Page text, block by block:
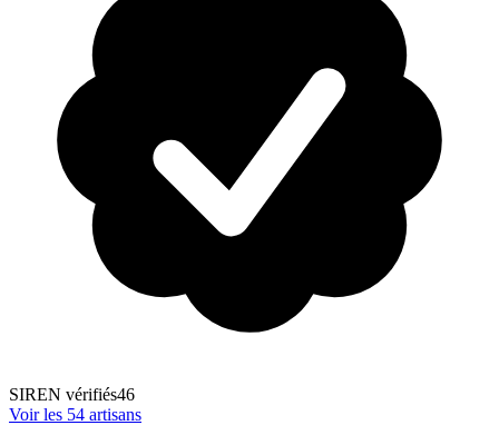
SIREN vérifiés46
Voir les 54 artisans